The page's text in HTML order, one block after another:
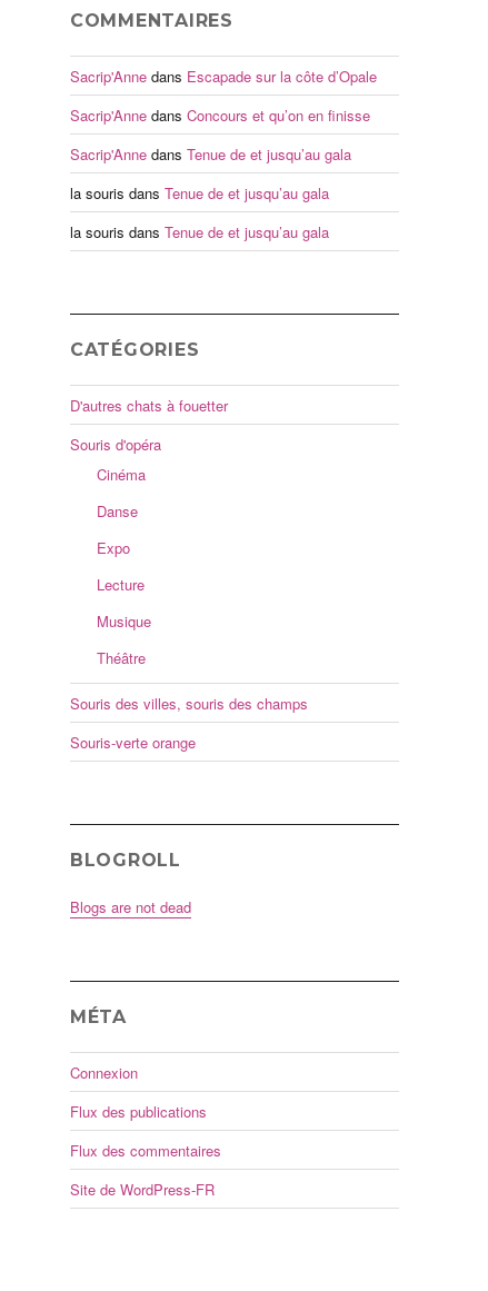
COMMENTAIRES
Sacrip'Annedans Escapade sur la côte d’Opale
Sacrip'Annedans Concours et qu’on en finisse
Sacrip'Annedans Tenue de et jusqu’au gala
la souris dans Tenue de et jusqu’au gala
la souris dans Tenue de et jusqu’au gala
CATÉGORIES
D'autres chats à fouetter
Souris d'opéra
Cinéma
Danse
Expo
Lecture
Musique
Théâtre
Souris des villes, souris des champs
Souris-verte orange
BLOGROLL
Blogs are not dead
MÉTA
Connexion
Flux des publications
Flux des commentaires
Site de WordPress-FR